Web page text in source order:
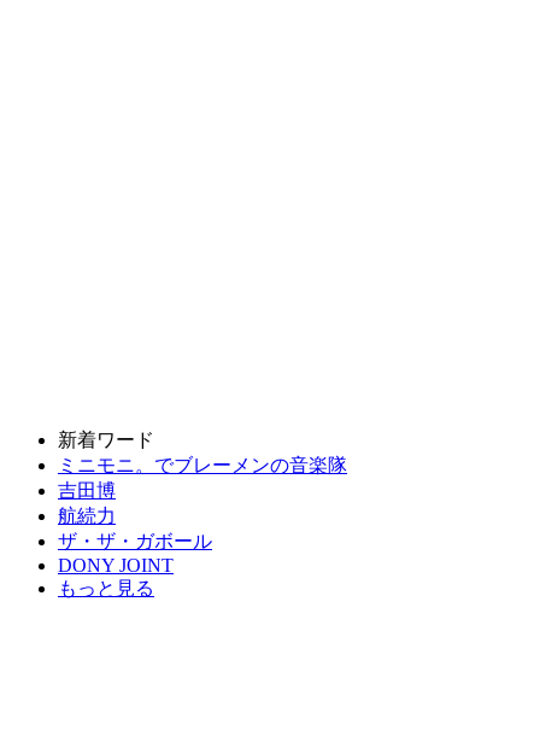
新着ワード
ミニモニ。でブレーメンの音楽隊
吉田博
航続力
ザ・ザ・ガボール
DONY JOINT
もっと見る